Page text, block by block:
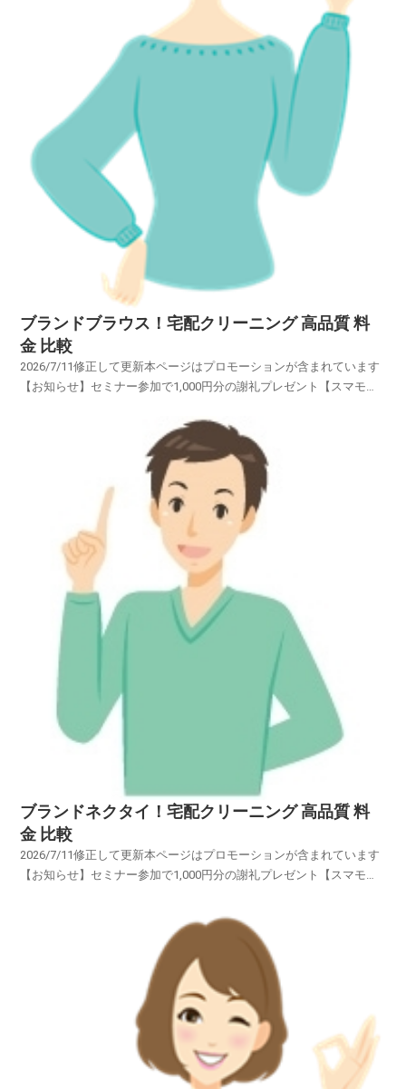
ブランドブラウス！宅配クリーニング 高品質 料
金 比較
2026/7/11修正して更新本ページはプロモーションが含まれています
【お知らせ】セミナー参加で1,000円分の謝礼プレゼント【スマモ
ツ・スカート・ブラウス・ワンピース・カーディガン・礼
服」・・・・・オーダーメイドの高級衣類・・・・ブラン...
ブランドネクタイ！宅配クリーニング 高品質 料
金 比較
2026/7/11修正して更新本ページはプロモーションが含まれています
【お知らせ】セミナー参加で1,000円分の謝礼プレゼント【スマモ
ツ・スカート・ネクタイ・ワンピース・カーディガン・礼
服」・・・・・オーダーメイドの高級衣類・・・・ブラン...